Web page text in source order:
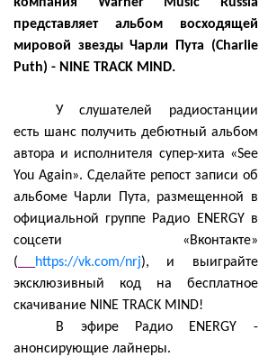
представляет альбом восходящей
мировой звезды Чарли Пута (Charlie
Puth) - NINE TRACK MIND.
У слушателей радиостанции
есть шанс получить дебютный альбом
автора и исполнителя супер-хита «See
You Again». Сделайте репост записи об
альбоме Чарли Пута, размещенной в
официальной группе Радио ENERGY в
соцсети «Вконтакте»
(
https://vk.com/nrj), и выиграйте
эксклюзивный код на бесплатное
скачивание NINE TRACK MIND!
В эфире Радио ENERGY -
анонсирующие лайнеры.